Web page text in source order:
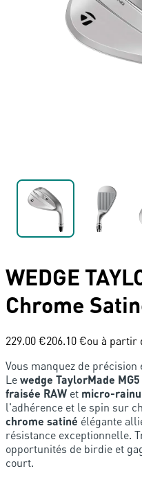
WEDGE
Chrome
229.00 €206.10 €ou à partir
Vous manquez de
Le wedge TaylorMade
fraisée RAW et micro-
l'adhérence et le spin sur
chrome satiné élégante
résistance exceptionnelle.
opportunités de birdie et
court.